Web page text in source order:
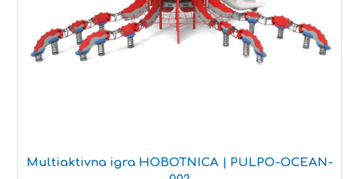
Multiaktivna igra HOBOTNICA | PULPO-OCEAN-